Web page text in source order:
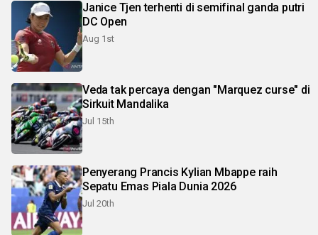
Janice Tjen terhenti di semifinal ganda putri
DC Open
Aug 1st
Veda tak percaya dengan "Marquez curse" di
Sirkuit Mandalika
Jul 15th
Penyerang Prancis Kylian Mbappe raih
Sepatu Emas Piala Dunia 2026
Jul 20th